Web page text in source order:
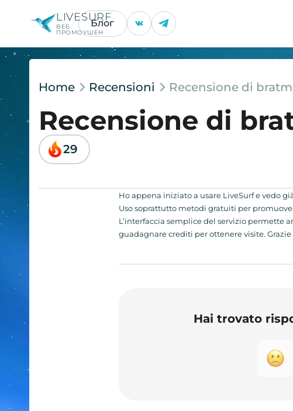
LIVESURF
ВЕБ
ПРОМОУШЕН
Блог
Home Recensioni Recensione di
Recensione di
29
Ho appena iniziato a usare LiveSurf e vedo
Uso soprattutto metodi gratuiti per
L’interfaccia semplice del servizio permette
guadagnare crediti per ottenere visite.
Hai trovato